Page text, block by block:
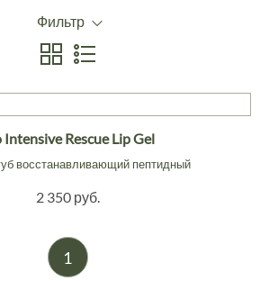
Фильтр
Intensive Rescue Lip Gel
восстанавливающий пептидный
2 350 руб.
1